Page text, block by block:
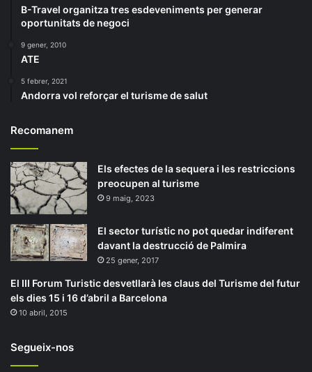
B-Travel organitza tres esdeveniments per generar
oportunitats de negoci
9 gener, 2010
ATE
5 febrer, 2021
Andorra vol reforçar el turisme de salut
Recomanem
Els efectes de la sequera i les restriccions
preocupen al turisme
9 maig, 2023
El sector turístic no pot quedar indiferent
davant la destrucció de Palmira
25 gener, 2017
El III Forum Turistic desvetllarà les claus del Turisme del futur
els dies 15 i 16 d’abril a Barcelona
10 abril, 2015
Segueix-nos